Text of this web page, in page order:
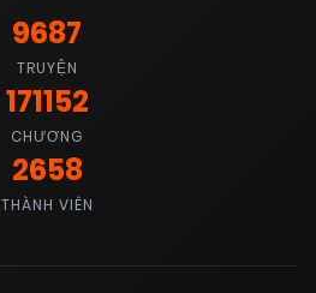
9687
TRUYỆN
171152
CHƯƠNG
2658
THÀNH VIÊN